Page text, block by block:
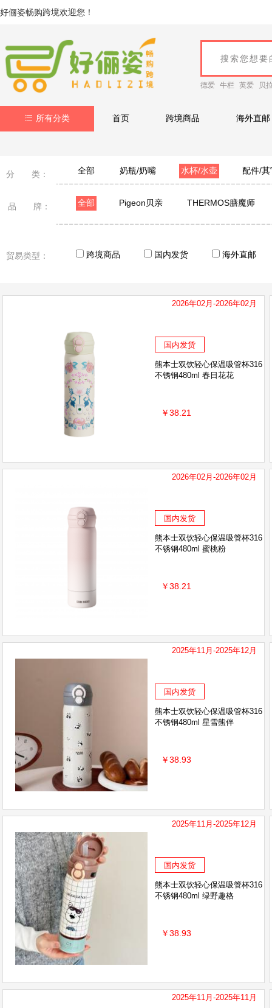
好俪姿畅购跨境欢迎您！
德爱 牛栏 英爱 贝
所有分类 首页 跨境商品 海外直邮
分 类： 全部 奶瓶/奶嘴 水杯/水壶 配件/其
品 牌： 全部 Pigeon贝亲 THERMOS膳魔师
babycare 英氏 THERMOFLASK
贸易类型： 跨境商品 国内发货 海外直邮
2026年02月-2026年02月
国内发货
熊本士双饮轻心保温吸管杯316
不锈钢480ml 春日花花
￥38.21
2026年02月-2026年02月
国内发货
熊本士双饮轻心保温吸管杯316
不锈钢480ml 蜜桃粉
￥38.21
2025年11月-2025年12月
国内发货
熊本士双饮轻心保温吸管杯316
不锈钢480ml 星雪熊伴
￥38.93
2025年11月-2025年12月
国内发货
熊本士双饮轻心保温吸管杯316
不锈钢480ml 绿野趣格
￥38.93
2025年11月-2025年11月